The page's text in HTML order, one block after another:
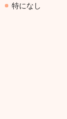
特になし